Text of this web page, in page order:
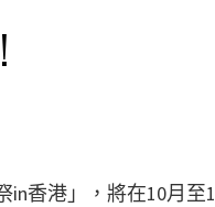
香港」，將在10月至